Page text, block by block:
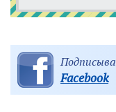
Facebook